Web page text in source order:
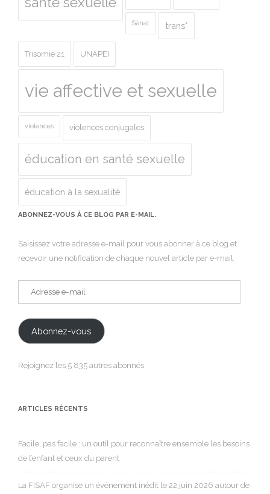
Sénat trans*
Trisomie 21 UNAPEI
vie affective et sexuelle
violences violences conjugales
éducation en santé sexuelle
éducation à la sexualité
ABONNEZ-VOUS À CE BLOG PAR E-MAIL.
Saisissez votre adresse e-mail pour vous abonner à ce blog et
recevoir une notification de chaque nouvel article par e-mail.
Adresse
e-
Abonnez-vous
Rejoignez les 5 835 autres abonnés
ARTICLES RÉCENTS
Facile, pas facile : un outil pour reconnaître ensemble les besoins
de l’enfant et ceux du parent
La FISAF organise un événement inédit le 22 juin 2026 autour de